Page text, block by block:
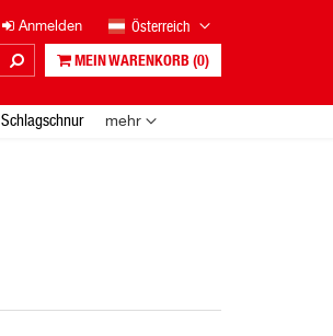
Anmelden Österreich
MEIN WARENKORB (0)
Schlagschnur mehr